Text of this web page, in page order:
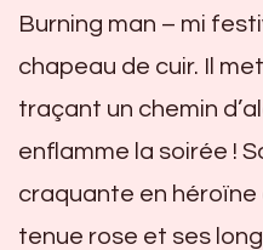
Burning man – mi
chapeau de cuir. Il
traçant un chemin
enflamme la soirée !
craquante en héroïne
tenue rose et ses